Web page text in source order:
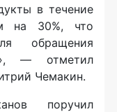
в течение
на 30%, что
обращения
— отметил
Чемакин.
поручил